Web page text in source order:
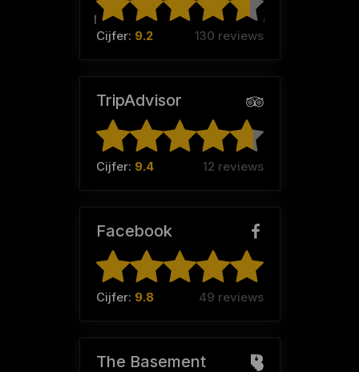
M van stek (Team:STEKKIES )
Cijfer: 9.2 130 reviews
TripAdvisor
Cijfer: 9.4 12 reviews
Facebook
Cijfer: 9.8 49 reviews
The Basement